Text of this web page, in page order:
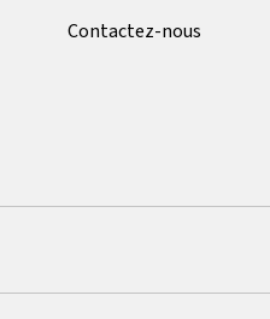
Contactez-nous